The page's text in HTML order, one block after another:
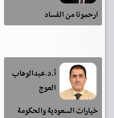
ارحمونا من الفساد
أ.د.عبدالوهاب
العوج
خيارات السعودية والحكومة